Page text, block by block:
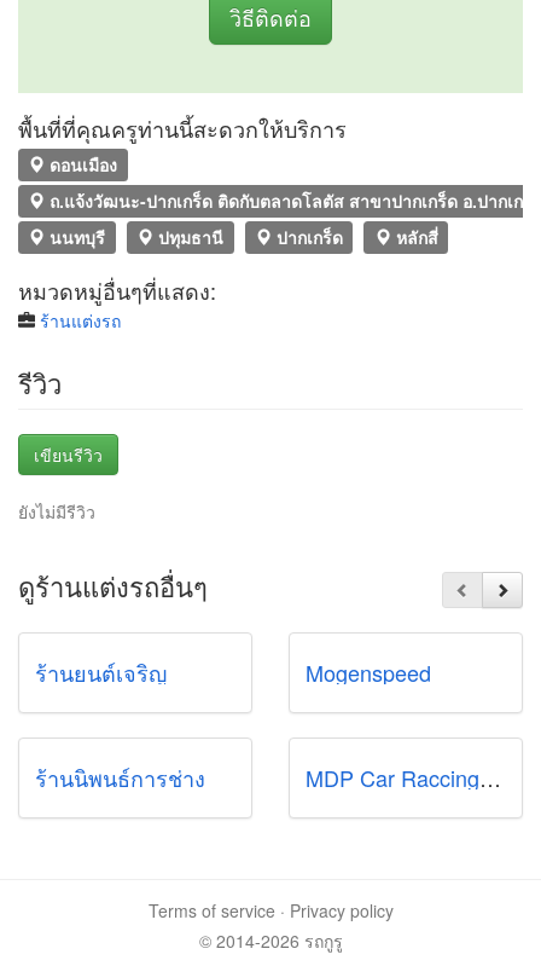
วิธีติดต่อ
พื้นที่ที่คุณครูท่านนี้สะดวกให้บริการ
ดอนเมือง
ถ.แจ้งวัฒนะ-ปากเกร็ด ติดกับตลาดโลตัส สาขาปากเกร็ด อ.ปากเก
นนทบุรี
ปทุมธานี ปากเกร็ด หลักสี่
หมวดหมู่อื่นๆที่แสดง:
ร้านแต่งรถ
รีวิว
เขียนรีวิว
ยังไม่มีรีวิว
ดูร้านแต่งรถอื่นๆ
ร้านยนต์เจริญ Mogenspeed
ร้านนิพนธ์การช่าง MDP Car Raccing and Design
Terms of service · Privacy policy
© 2014-2026 รถกูรู